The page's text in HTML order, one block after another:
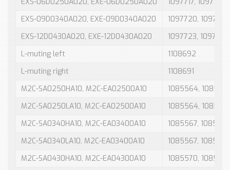
EXS-09D0340A020, EXE-09D0340A020
1097720, 1097719
EXS-12D0430A020, EXE-12D0430A020
1097723, 1097722
L-muting left
1108692
L-muting right
1108691
M2C-SA0250HA10, M2C-EA02500A10
1085564,
M2C-SA0250LA10, M2C-EA02500A10
1085564,
M2C-SA0340HA10, M2C-EA03400A10
1085567,
M2C-SA0340LA10, M2C-EA03400A10
1085567,
M2C-SA0430HA10, M2C-EA04300A10
1085570,